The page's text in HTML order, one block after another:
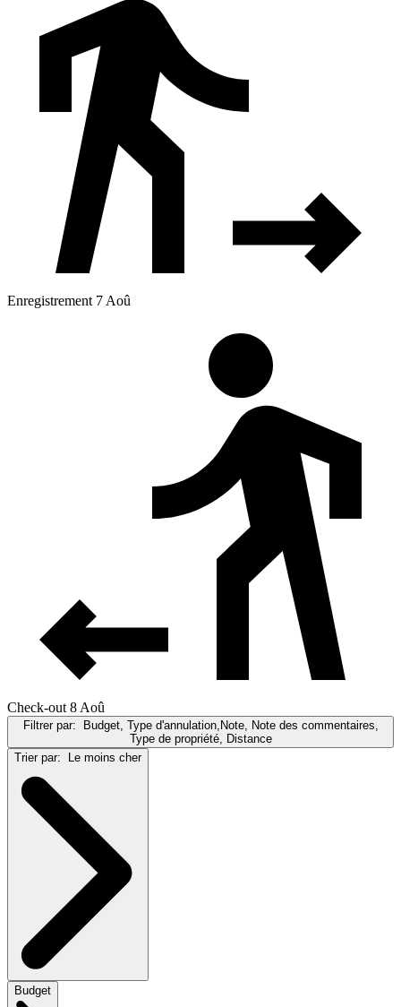
Enregistrement 7 Aoû
Check-out 8 Aoû
Filtrer par: Budget, Type d'annulation,Note, Note des commentaires,
Type de propriété, Distance
Trier par: Le moins cher
Budget